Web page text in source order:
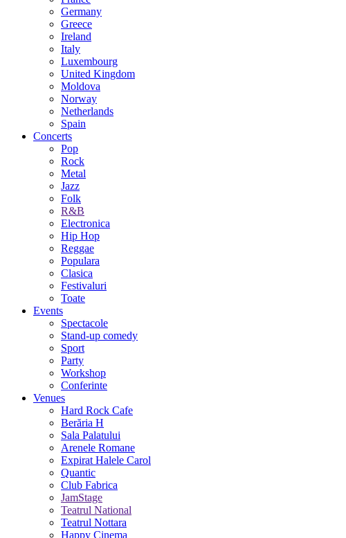
Germany
Greece
Ireland
Italy
Luxembourg
United Kingdom
Moldova
Norway
Netherlands
Spain
Concerts
Pop
Rock
Metal
Jazz
Folk
R&B
Electronica
Hip Hop
Reggae
Populara
Clasica
Festivaluri
Toate
Events
Spectacole
Stand-up comedy
Sport
Party
Workshop
Conferinte
Venues
Hard Rock Cafe
Berăria H
Sala Palatului
Arenele Romane
Expirat Halele Carol
Quantic
Club Fabrica
JamStage
Teatrul National
Teatrul Nottara
Happy Cinema